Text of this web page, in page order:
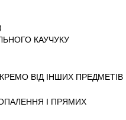
КАУЧУКУ
ВІД ІНШИХ ПРЕДМЕТІВ
І ПРЯМИХ